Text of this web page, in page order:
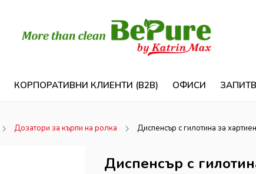
КОРПОРАТИВНИ КЛИЕНТИ (B2B) ОФИСИ
Дозатори за кърпи на ролка Диспенсър с гилотина за
Диспенсър с